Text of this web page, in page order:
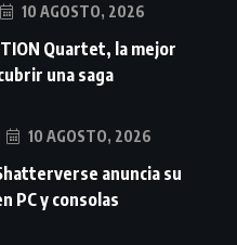
10 AGOSTO, 2026
Quartet, la mejor
una saga
10 AGOSTO, 2026
anuncia su
PC y consolas